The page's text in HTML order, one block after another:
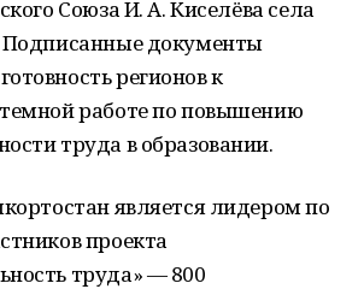
Союза И. А. Киселёва села
Подписанные документы
регионов к
работе по повышению
труда в образовании.
является лидером по
проекта
труда» — 800